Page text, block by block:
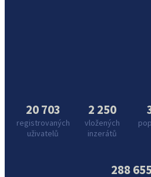
20 703
registrovaných
uživatelů
2 250
vložených
inzerátů
288 655